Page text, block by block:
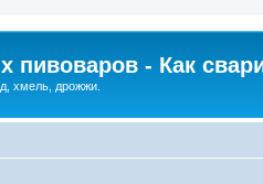
пивоваров - Как
хмель, дрожжи.